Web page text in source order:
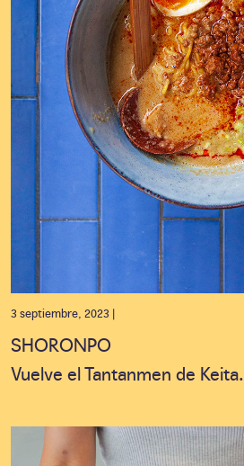
3 septiembre, 2023 |
SHORONPO
Vuelve el Tantanmen de Keita.